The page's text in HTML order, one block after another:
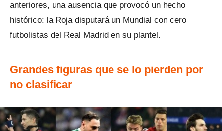
anteriores, una ausencia que provocó un hecho
histórico: la Roja disputará un Mundial con cero
futbolistas del Real Madrid en su plantel.
Grandes figuras que se lo pierden por
no clasificar